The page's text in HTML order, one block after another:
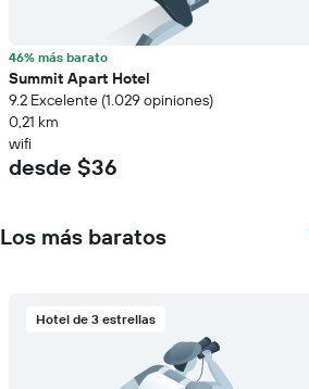
46% más barato
Summit Apart Hotel
9.2 Excelente (1.029 opiniones)
0,21 km
wifi
desde $36
Los más baratos
Hotel de 3 estrellas